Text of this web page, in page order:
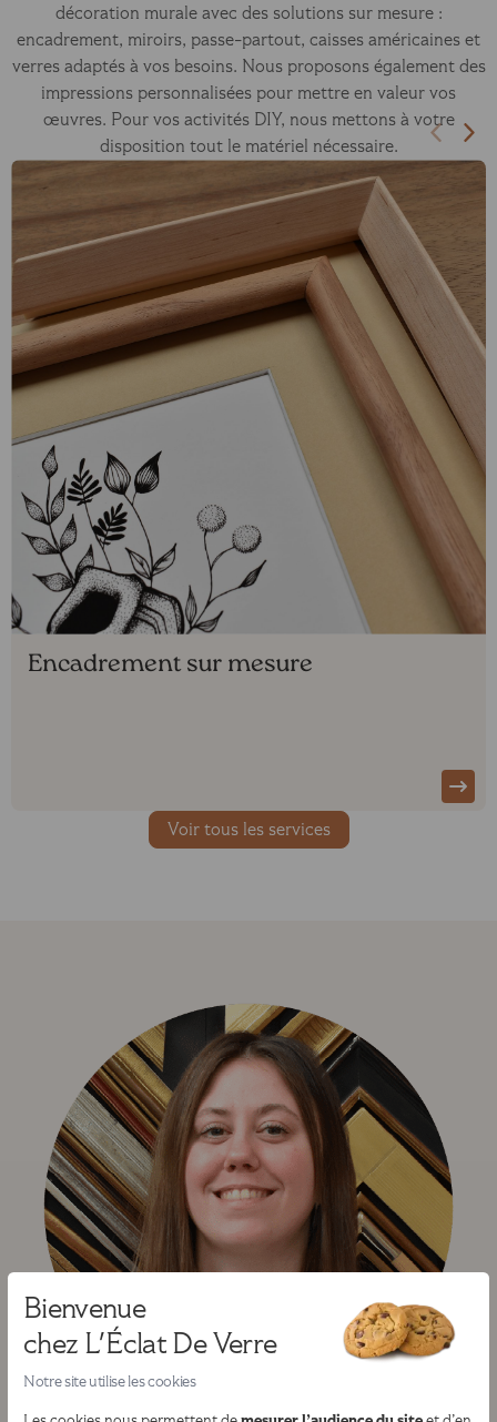
Bienvenue
chez L'Éclat De Verre
Notre site utilise les cookies
décoration murale avec des solutions sur mesure :
encadrement, miroirs, passe-partout, caisses américaines et
verres adaptés à vos besoins. Nous proposons également des
impressions personnalisées pour mettre en valeur vos
œuvres. Pour vos activités DIY, nous mettons à votre
disposition tout le matériel nécessaire.
Encadrement sur mesure
Voir tous les services